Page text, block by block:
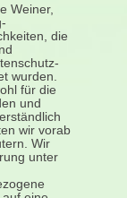
Weiner,
die
wurden.
für die
und
wir vorab
Wir
unter